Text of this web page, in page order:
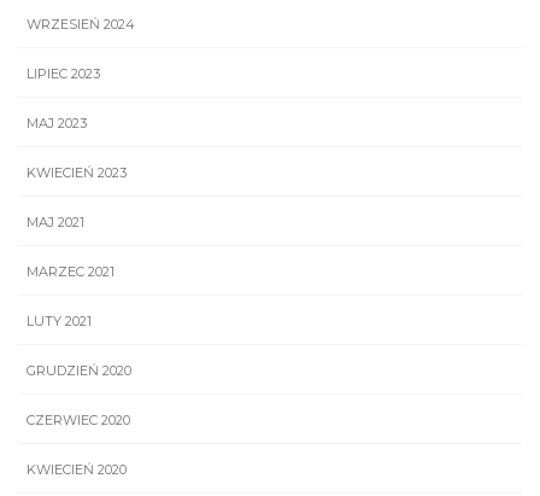
WRZESIEŃ 2024
LIPIEC 2023
MAJ 2023
KWIECIEŃ 2023
MAJ 2021
MARZEC 2021
LUTY 2021
GRUDZIEŃ 2020
CZERWIEC 2020
KWIECIEŃ 2020